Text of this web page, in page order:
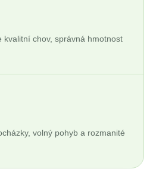
kvalitní chov, správná hmotnost
volný pohyb a rozmanité